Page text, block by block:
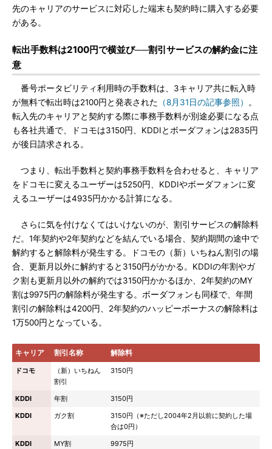
先のキャリアのサービスに対応した端末も契約時に購入する必要
がある。
転出手数料は2100円で横並び──割引サービスの解約金に注
意
番号ポータビリティ利用時の手数料は、3キャリア共に転入時
が無料で転出時は2100円と発表された （8月31日の記事参照）
。
転入先のキャリアと契約する際に事務手数料が別途必要になる点
も各社共通で、ドコモは3150円、KDDIとボーダフォンは2835円
が後日請求される。
つまり、転出手数料と契約事務手数料を合わせると、キャリア
をドコモに変えるユーザーは5250円、KDDIやボーダフォンに変
えるユーザーは4935円かかる計算になる。
さらに気を付けなくてはいけないのが、割引サービスの解除料
だ。1年契約や2年契約などを結んでいる場合、契約期間の途中で
解約すると解除料が発生する。ドコモの（新）いちねん割引の場
合、更新月以外に解約すると3150円がかかる。KDDIの年割やガ
ク割も更新月以外の解約では3150円かかるほか、2年契約のMY
割は9975円の解除料が発生する。ボーダフォンも同様で、年間
割引の解除料は4200円、2年契約のハッピーボーナスの解除料は
1万500円となっている。
キャリア 割引名称 解除料
ドコモ
（新）いちねん
割引
3150円
KDDI 年割
3150円
KDDI
ガク割
3150円（※ただし2004年2月以前に契約した場
合は0円）
KDDI
MY割
9975円